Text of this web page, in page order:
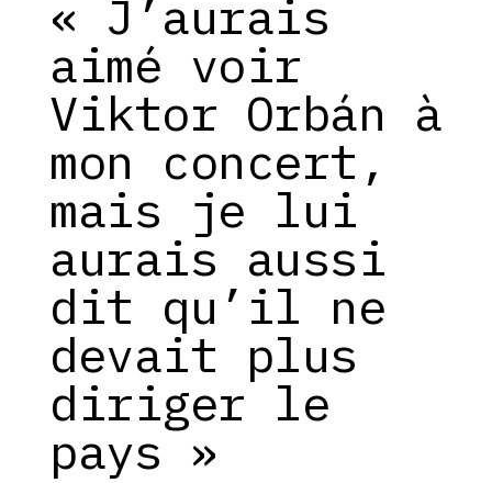
« J’aurais
aimé voir
Viktor Orbán à
mon concert,
mais je lui
aurais aussi
dit qu’il ne
devait plus
diriger le
pays »